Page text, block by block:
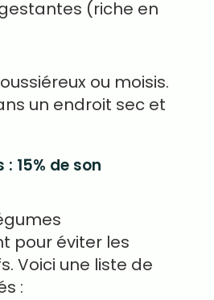
(riche en
ou moisis.
un endroit sec et
15% de son
pour éviter les
Voici une liste de
: